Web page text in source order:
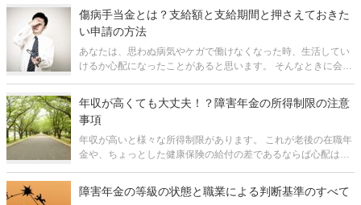
障害状態にならないと受けられない印象があるかもしれません
が、最近では病気でも支給
傷病手当金とは？支給額と支給期間と押さえておきた
い申請の方法
あなたは、思わぬ病気やケガで働けなくなった時、生活してい
けるか心配になったことがあると思います。 そんなときに会社
関係な病気やケガで働けなくなった時、給料の額の3分の2を受
け取ることができます。
年収が高くても大丈夫！？障害年金の所得制限の注意
事項
年収が高いと様々な所得制限があります。 これが老後の在職年
金や、ちょっとした健康保険の給付の差であるならば心配は少
な出費があると、いくら年収が高くても「万が一障害を負って
しまったら」と考えてしま
障害年金の等級の状態と職業による判断基準のすべて